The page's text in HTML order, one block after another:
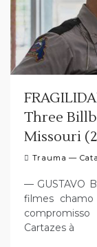
Three
Missouri
Trauma —
— GUSTAVO
filmes
Cartazes à